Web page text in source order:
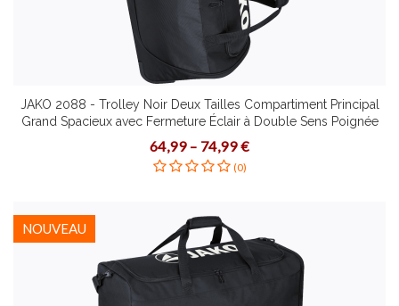
JAKO 2088 - Trolley Noir Deux Tailles Compartiment Principal
Grand Spacieux avec Fermeture Éclair à Double Sens Poignée
Télescopique Roues Lisses en Caoutchouc
64,99 – 74,99 €
(0)
NOUVEAU